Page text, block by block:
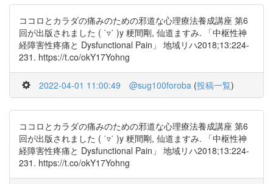
ココロとカラダの痛みのための邪道な心理療法養成講座 第6
回が出版されました ( ˙▿˙ )y 粳間剛, 仙道ますみ. 「中枢性神
経障害性疼痛と Dysfunctional Pain」 地域リハ2018;13:224-
231. https://t.co/okY17Yohng
2022-04-01 11:00:49 @sug100foroba (投稿一覧)
ココロとカラダの痛みのための邪道な心理療法養成講座 第6
回が出版されました ( ˙▿˙ )y 粳間剛, 仙道ますみ. 「中枢性神
経障害性疼痛と Dysfunctional Pain」 地域リハ2018;13:224-
231. https://t.co/okY17Yohng